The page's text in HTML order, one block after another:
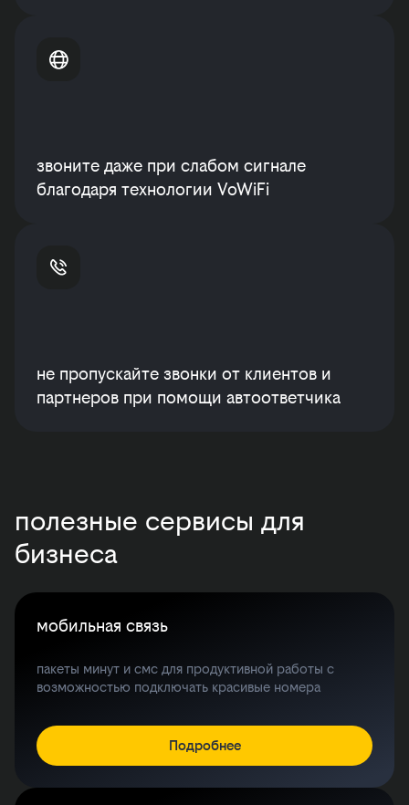
звоните даже при слабом сигнале
благодаря технологии VoWiFi
не пропускайте звонки от клиентов и
партнеров при помощи автоответчика
полезные сервисы для
бизнеса
мобильная связь
пакеты минут и смс для продуктивной работы с
возможностью подключать красивые номера
Подробнее